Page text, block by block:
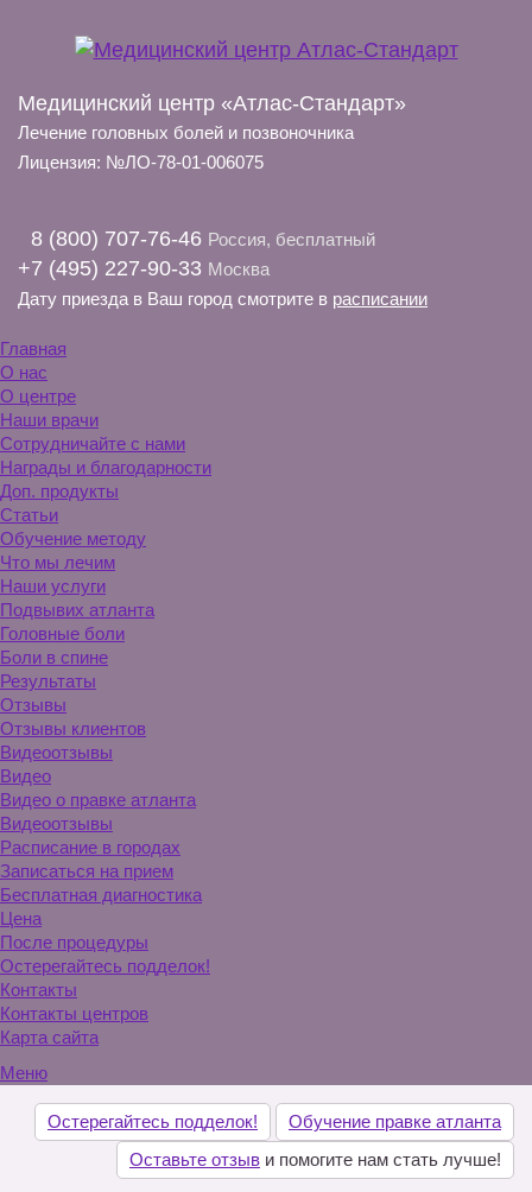
Медицинский центр «Атлас-Стандарт»
Лечение головных болей и позвоночника
Лицензия: №ЛО-78-01-006075
8 (800) 707-76-46 Россия, бесплатный
+7 (495) 227-90-33 Москва
Дату приезда в Ваш город смотрите в расписании
Главная
О нас
О центре
Наши врачи
Сотрудничайте с нами
Награды и благодарности
Доп. продукты
Статьи
Обучение методу
Что мы лечим
Наши услуги
Подвывих атланта
Головные боли
Боли в спине
Результаты
Отзывы
Отзывы клиентов
Видеоотзывы
Видео
Видео о правке атланта
Видеоотзывы
Расписание в городах
Записаться на прием
Бесплатная диагностика
Цена
После процедуры
Остерегайтесь подделок!
Контакты
Контакты центров
Карта сайта
Меню
Остерегайтесь подделок!
Обучение правке атланта
Оставьте отзыв и помогите нам стать лучше!